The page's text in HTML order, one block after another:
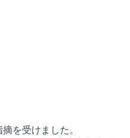
を受けました。